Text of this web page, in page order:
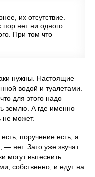
их отсутствие.
нет ни одного
При том что
нужны. Настоящие —
водой и туалетами.
для этого надо
землю. А где именно
не может.
поручение есть, а
— нет. Зато уже звучат
могут вытеснить
собственно, и едут на